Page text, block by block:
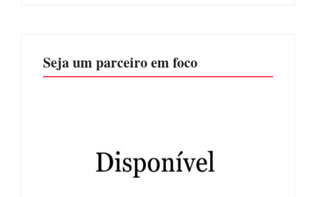
Seja um parceiro em foco